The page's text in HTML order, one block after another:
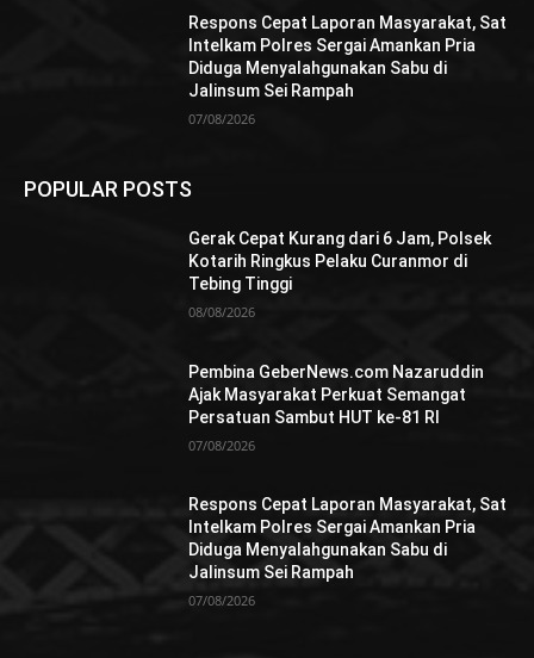
Respons Cepat Laporan Masyarakat, Sat
Intelkam Polres Sergai Amankan Pria
Diduga Menyalahgunakan Sabu di
Jalinsum Sei Rampah
07/08/2026
POPULAR POSTS
Gerak Cepat Kurang dari 6 Jam, Polsek
Kotarih Ringkus Pelaku Curanmor di
Tebing Tinggi
08/08/2026
Pembina GeberNews.com Nazaruddin
Ajak Masyarakat Perkuat Semangat
Persatuan Sambut HUT ke-81 RI
07/08/2026
Respons Cepat Laporan Masyarakat, Sat
Intelkam Polres Sergai Amankan Pria
Diduga Menyalahgunakan Sabu di
Jalinsum Sei Rampah
07/08/2026